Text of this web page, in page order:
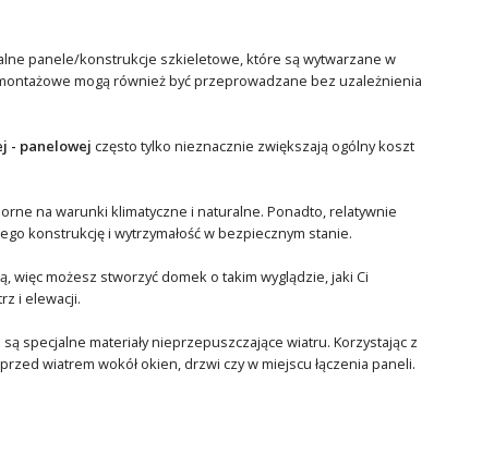
panele/konstrukcje szkieletowe, które są wytwarzane w
mogą również być przeprowadzane bez uzależnienia
- panelowej często tylko nieznacznie zwiększają ogólny koszt
na warunki klimatyczne i naturalne. Ponadto, relatywnie
konstrukcję i wytrzymałość w bezpiecznym stanie.
możesz stworzyć domek o takim wyglądzie, jaki Ci
i elewacji.
specjalne materiały nieprzepuszczające wiatru. Korzystając z
wiatrem wokół okien, drzwi czy w miejscu łączenia paneli.